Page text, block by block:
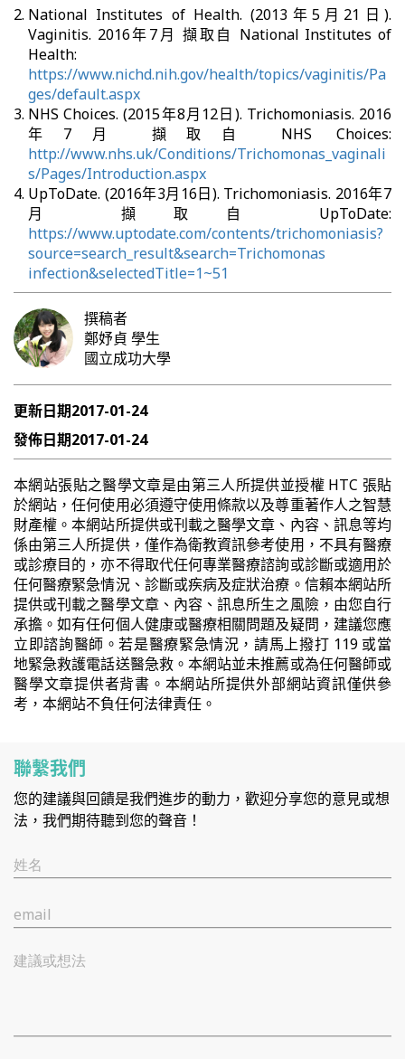
National Institutes of Health. (2013年5月21日).
Vaginitis. 2016年7月 擷取自 National Institutes of
Health:
https://www.nichd.nih.gov/health/topics/vaginitis/Pa
ges/default.aspx
NHS Choices. (2015年8月12日). Trichomoniasis. 2016
年7月 擷取自 NHS Choices:
http://www.nhs.uk/Conditions/Trichomonas_vaginali
s/Pages/Introduction.aspx
UpToDate. (2016年3月16日). Trichomoniasis. 2016年7
月 擷取自 UpToDate:
https://www.uptodate.com/contents/trichomoniasis?
source=search_result&search=Trichomonas
infection&selectedTitle=1~51
撰稿者
鄭妤貞 學生
國立成功大學
更新日期2017-01-24
發佈日期2017-01-24
本網站張貼之醫學文章是由第三人所提供並授權 HTC 張貼
於網站，任何使用必須遵守使用條款以及尊重著作人之智慧
財產權。本網站所提供或刊載之醫學文章、內容、訊息等均
係由第三人所提供，僅作為衛教資訊參考使用，不具有醫療
或診療目的，亦不得取代任何專業醫療諮詢或診斷或適用於
任何醫療緊急情況、診斷或疾病及症狀治療。信賴本網站所
提供或刊載之醫學文章、內容、訊息所生之風險，由您自行
承擔。如有任何個人健康或醫療相關問題及疑問，建議您應
立即諮詢醫師。若是醫療緊急情況，請馬上撥打 119 或當
地緊急救護電話送醫急救。本網站並未推薦或為任何醫師或
醫學文章提供者背書。本網站所提供外部網站資訊僅供參
考，本網站不負任何法律責任。
聯繫我們
您的建議與回饋是我們進步的動力，歡迎分享您的意見或想
法，我們期待聽到您的聲音！
姓名
email
建議或想法